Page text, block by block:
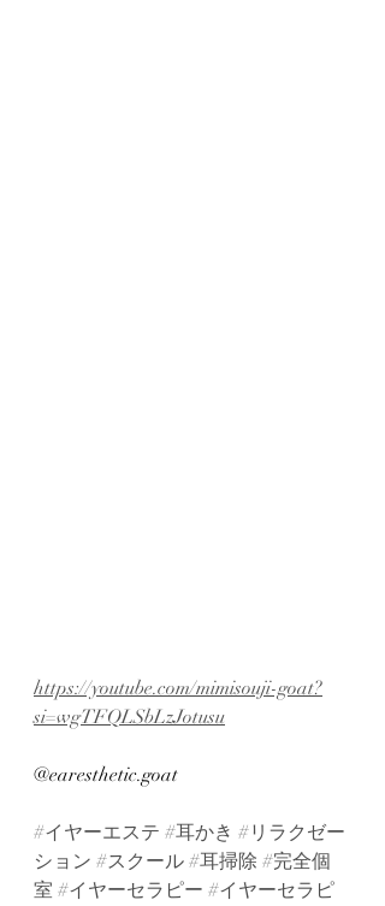
https://youtube.com/mimisouji-goat?
si=wgTFQLSbLzJotusu
@earesthetic.goat
#イヤーエステ #耳かき #リラクゼー
ション #スクール #耳掃除 #完全個
室 #イヤーセラピー #イヤーセラピ